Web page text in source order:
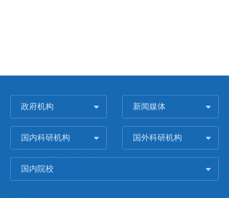
政府机构 新闻媒体
国内科研机构 国外科研机构
国内院校